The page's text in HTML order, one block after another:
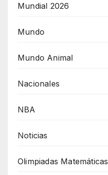
Mundial 2026
Mundo
Mundo Animal
Nacionales
NBA
Noticias
Olimpiadas Matemáticas